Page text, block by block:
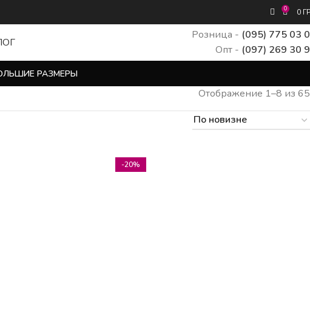
0 0
Розница - (095) 775 03
Опт - (097) 269 30
РАЗМЕРЫ
Отображение 1–8 из 65
-20%